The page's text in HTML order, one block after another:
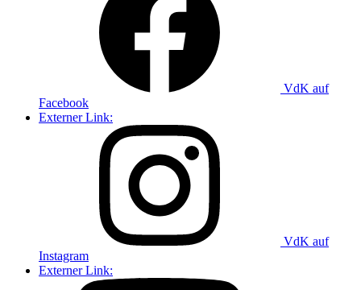
VdK auf
Facebook
Externer Link:
VdK auf
Instagram
Externer Link: